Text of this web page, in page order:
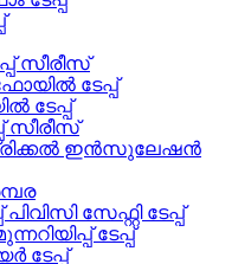
സീരീസ്
ടേപ്പ്
ടേപ്പ്
സീരീസ്
ഇൻസുലേഷൻ
സേഫ്റ്റി ടേപ്പ്
ടേപ്പ്
ടേപ്പ്